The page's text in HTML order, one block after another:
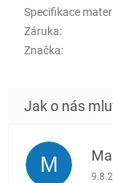
Specifikace
Záruka:
Značka:
M